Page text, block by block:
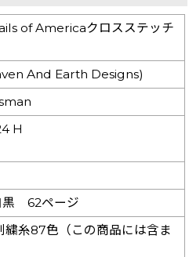
of Americaクロスステッチ
And Earth Designs)
H
黒 62ページ
繍糸87色（この商品には含ま